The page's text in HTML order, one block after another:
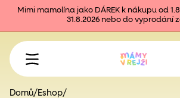
Mimi mamolína jako DÁREK k nákupu od
31.8.2026 nebo do vyprodání
Domů/ Eshop/